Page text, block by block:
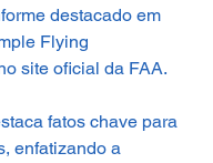
destacado em
Flying
site oficial da FAA.
fatos chave para
enfatizando a